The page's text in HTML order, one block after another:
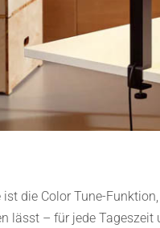
die Color Tune-
lässt – für jede